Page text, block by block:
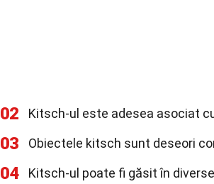
02 Kitsch-ul este adesea asociat
03 Obiectele kitsch sunt deseori
04
Kitsch-ul poate fi găsit în